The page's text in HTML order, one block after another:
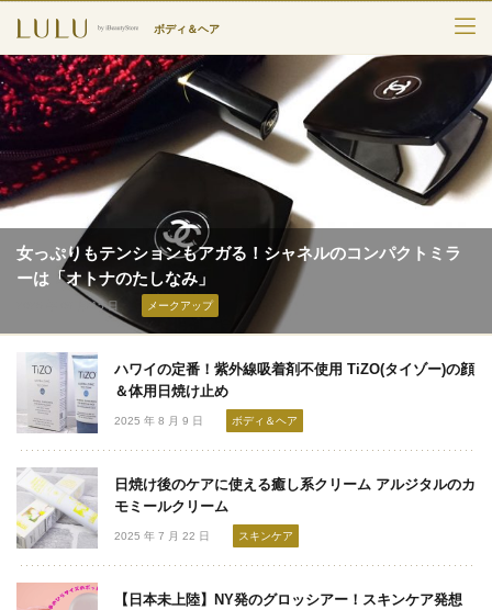
ボディ＆ヘア
TOP
カテゴリー
スキンケア
メークアップ
エイジングケア
ボディ＆ヘア
ライフスタイル
検索
女っぷりもテンションもアガる！シャネルのコンパクトミラ
ーは「オトナのたしなみ」
2025 年 09 月 15 日 メークアップ
ハワイの定番！紫外線吸着剤不使用 TiZO(タイゾー)の顔
＆体用日焼け止め
2025 年 8 月 9 日 ボディ＆ヘア
日焼け後のケアに使える癒し系クリーム アルジタルのカ
モミールクリーム
2025 年 7 月 22 日 スキンケア
【日本未上陸】NY発のグロッシアー！スキンケア発想